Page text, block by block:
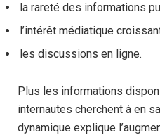
la rareté des informations
l’intérêt médiatique
les discussions en ligne.
Plus les informations
internautes cherchent à en
dynamique explique